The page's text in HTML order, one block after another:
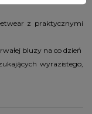
z praktycznymi
bluzy na co dzień
wyrazistego,